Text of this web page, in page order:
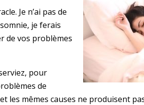
Je n’ai pas de
je ferais
de vos problèmes
pour
de
les mêmes causes ne produisent